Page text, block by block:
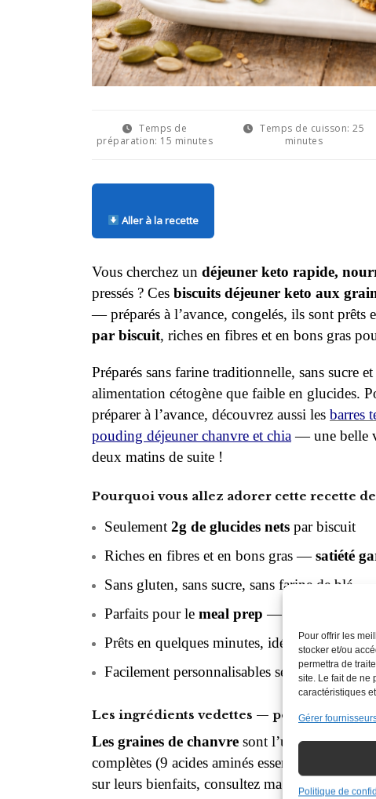
Pour offrir les
stocker et/ou
permettra de
site. Le fait de ne
caractéristiques
Gérer
Politique de
Temps de
préparation: 15 minutes
Temps de cuisson: 25
minutes
Aller à la recette
Vous cherchez un déjeuner keto rapide,
pressés ? Ces biscuits déjeuner keto aux
— préparés à l’avance, congelés, ils sont prêts
par biscuit, riches en fibres et en bons gras
Préparés sans farine traditionnelle, sans sucre
alimentation cétogène que faible en glucides.
préparer à l’avance, découvrez aussi les barres
pouding déjeuner chanvre et chia— une belle
deux matins de suite !
Pourquoi vous allez adorer cette recette
Seulement 2g de glucides nets par biscuit
Riches en fibres et en bons gras —satiété
Sans gluten, sans sucre, sans farine de blé
Parfaits pour le meal prep — se congèlent
Prêts en quelques minutes, idéals pour les
Facilement personnalisables selon vos
Les ingrédients vedettes — pourquoi ils
Les graines de chanvre sont l’un des
complètes (9 acides aminés essentiels), en
sur leurs bienfaits, consultez ma recette de